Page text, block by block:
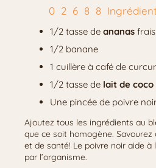
1/2 tasse de ananas frais
1/2 banane
1 cuillère à café de
1/2 tasse de lait de coco
Une pincée de poivre
Ajoutez tous les ingrédients au
que ce soit homogène.
et de santé! Le poivre noir aide à
par l’organisme.